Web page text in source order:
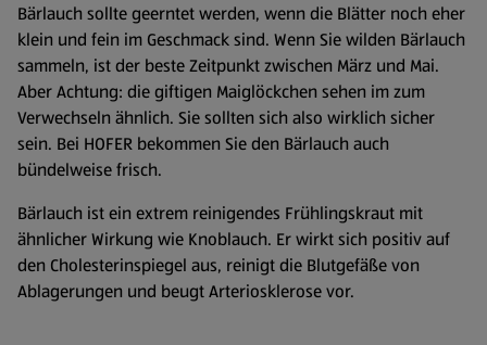
Bärlauch sollte geerntet werden, wenn die Blätter noch eher
klein und fein im Geschmack sind. Wenn Sie wilden Bärlauch
sammeln, ist der beste Zeitpunkt zwischen März und Mai.
Aber Achtung: die giftigen Maiglöckchen sehen im zum
Verwechseln ähnlich. Sie sollten sich also wirklich sicher
sein. Bei HOFER bekommen Sie den Bärlauch auch
bündelweise frisch.
Bärlauch ist ein extrem reinigendes Frühlingskraut mit
ähnlicher Wirkung wie Knoblauch. Er wirkt sich positiv auf
den Cholesterinspiegel aus, reinigt die Blutgefäße von
Ablagerungen und beugt Arteriosklerose vor.